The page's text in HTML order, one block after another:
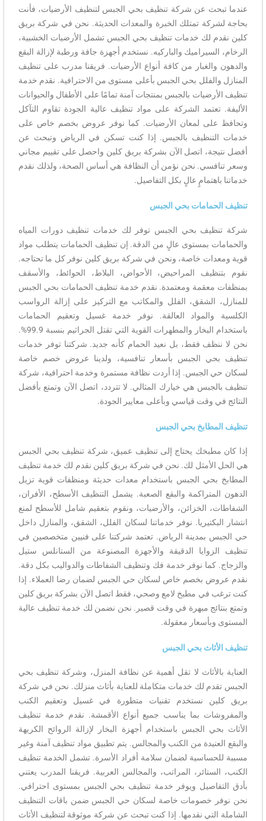
عندما تبحث عن شركة تنظيف بحي الجبس لتنظيف الأرضيات، فأنت
بحاجة لشركة تمتلك الخبرة والمعدات الحديثة. نحن في شركة بريق
كلين نقدم لك خدمات تنظيف بحي الجبس تشمل الأرضيات الخشبية،
الرخام، السيراميك والباركيه. نستخدم أجهزة جافة ورطبة لإزالة البقع
والدهون والغبار من كافة أنواع الأرضيات. فريقنا مدرب على تنظيف
المنازل والفلل بحي الجبس بأعلى مستوى من الاحترافية. نقدم خدمة
تنظيف الأرضيات بالجبس بمنتجات آمنة تمامًا على الأطفال والحيوانات
الأليفة. تعتمد الشركة على مواد تنظيف عالية الجودة تقاوم التآكل
وتحافظ على لمعان الأرضيات. كما نوفر عروض بخصم خاص على
خدمات التنظيف بالجبس. إذا كنت تسكن في الرياض وتبحث عن
أفضل نتيجة، اتصل الآن بشركة بريق كلين واحصل على تقييم مجاني
وسعر تنافسي. نحن نؤمن أن النظافة هي أساس الصحة، ولذلك نقدم
خدماتنا باهتمامٍ عالٍ بكل التفاصيل.
تنظيف الحمامات بحي الجبس
شركة تنظيف بحي الجبس توفر لك خدمات تنظيف دورات المياه
والحمامات بمستوى عالٍ من الدقة. إن تنظيف الحمامات يتطلب مواد
قوية ومعدات خاصة، ونحن في شركة بريق كلين نوفر كل ما تحتاجه.
نقوم بتنظيف المراحيض، الأحواض، البلاط، الحوائط، والأسقف
بمنظفات معقمة ومعتمدة. نقدم خدمة تنظيف الحمامات بحي الجبس
للمنازل، الشقق، الفلل والمكاتب مع التركيز على إزالة الرواسب
الكلسية والمواد العالقة. نوفر خدمة غسيل وتعقيم الحمامات
باستخدام البخار والمطهرات القوية التي تقتل الجراثيم بنسبة 99.9%.
نحن لا ننظف فقط، بل نعيد الحمام كأنه جديد. شركتنا توفر خدمات
تنظيف بحي الجبس بأسعار تنافسية، ولدينا عروض خصم خاصة
لسكان حي الجبس. إذا أردت نظافة مستمرة وخدمة احترافية، شركة
تنظيف بالجبس هي خيارك المثالي. لا تتردد، اتصل الآن وتمتع بأفضل
النتائج في وقت قياسي وبأعلى معايير الجودة.
تنظيف المطابخ بحي الجبس
إذا كان مطبخك يحتاج إلى تنظيف عميق، شركة تنظيف بحي الجبس
هي الحل الأمثل لك. نحن في شركة بريق كلين نقدم لك خدمة تنظيف
المطابخ بحي الجبس باستخدام معدات حديثة ومنظفات قوية تزيل
الدهون المتراكمة والبقع الصعبة. يشمل التنظيف الأسطح، الأفران،
الشفاطات، الخزائن، والأرضيات، ونقوم بتعقيم شامل للأسطح لمنع
انتشار البكتيريا. نوفر خدماتنا لسكان الفلل، الشقق، والمنازل داخل
حي الجبس بمدينة الرياض. تعتمد شركتنا على فنيين متخصصين في
تنظيف الزوايا الدقيقة والأجهزة المصنوعة من الستانلس ستيل
والزجاج. كما نوفر خدمة فك وتنظيف الشفاطات والدواليب بكل دقة.
نقدم عروض بخصم خاص لسكان حي الجبس لضمان رضا العملاء. إذا
كنت ترغب في مطبخ لامع وصحي، فقط اتصل الآن بشركة بريق كلين
وتمتع بنتائج مبهرة في وقت قصير. نحن نضمن لك خدمة تنظيف عالية
المستوى وبأسعار معقولة.
تنظيف الأثاث بحي الجبس
العناية بالأثاث لا تقل أهمية عن نظافة المنزل، وشركة تنظيف بحي
الجبس تقدم لك خدمات متكاملة للعناية بأثاث منزلك. نحن في شركة
بريق كلين نستخدم تقنيات متطورة في غسيل وتعقيم الكنب
والمفروشات بما يناسب جميع أنواع الأقمشة. نقدم خدمة تنظيف
الأثاث بحي الجبس باستخدام أجهزة البخار لإزالة الروائح الكريهة
والبقع العنيدة من الكنب والمجالس. يتم تطبيق مواد تنظيف آمنة وغير
مسببة للحساسية لضمان سلامة أفراد الأسرة. تشمل الخدمة تنظيف
الكنب، الستائر، المراتب، والمجالس العربية. فريقنا المدرب يعتني
بأدق التفاصيل ويوفر خدمة تنظيف بحي الجبس بمستوى احترافي.
نحن نوفر خصومات خاصة لسكان حي الجبس ضمن باقات التنظيف
الشاملة التي نقدمها. إذا كنت تبحث عن شركة موثوقة لتنظيف الأثاث